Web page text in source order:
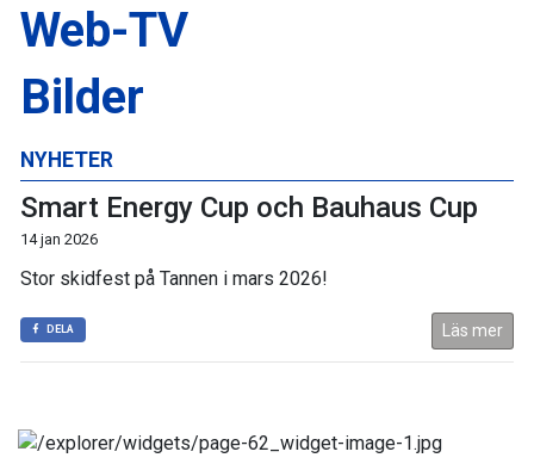
NYHETER
Smart Energy Cup och Bauhaus Cup
14 jan 2026
Stor skidfest på Tannen i mars 2026!
DELA Läs mer
Web-TV
Bilder